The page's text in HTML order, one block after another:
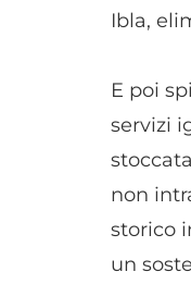
Ibla,
E poi
servizi
non
storico
un